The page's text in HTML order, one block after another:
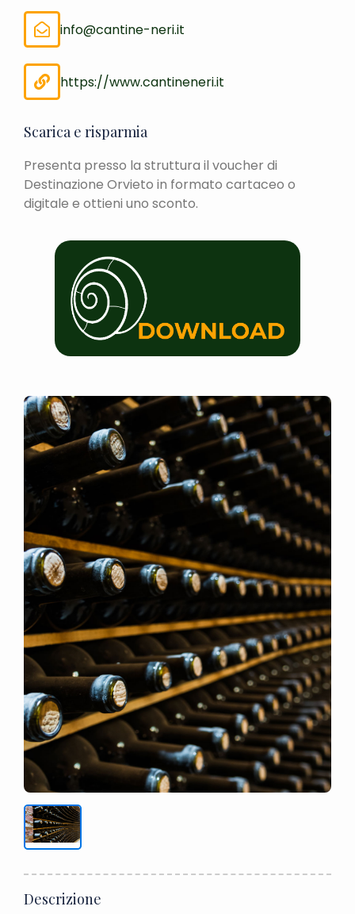
Descrizione
info@cantine-neri.it
https://www.cantineneri.it
Scarica e risparmia
Presenta presso la struttura il voucher di
Destinazione Orvieto in formato cartaceo o
digitale e ottieni uno sconto.